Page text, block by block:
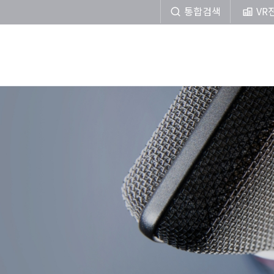
통합검색 VR